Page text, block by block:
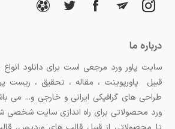
درباره ما
سایت پاور ورد مرجعی است برای دانلود
قبیل پاورپوینت ، مقاله ، تحقیق ، ریست
طراحی های گرافیکی ایرانی و خارجی و... می
ورد محصولاتی برای راه اندازی سایت شخصی